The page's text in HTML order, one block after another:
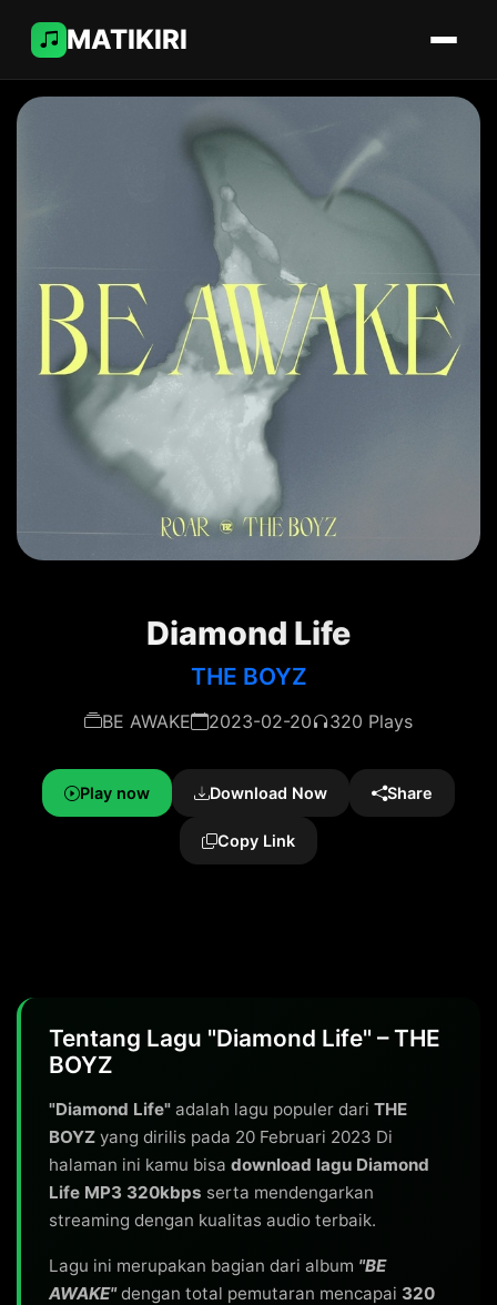
MATIKIRI
Diamond Life
THE BOYZ
BE AWAKE 2023-02-20 320 Plays
Play now Download Now Share
Copy Link
Tentang Lagu "Diamond Life" – THE
BOYZ
"Diamond Life" adalah lagu populer dari THE
BOYZ yang dirilis pada 20 Februari 2023 Di
halaman ini kamu bisa download lagu Diamond
Life MP3 320kbps serta mendengarkan
streaming dengan kualitas audio terbaik.
Lagu ini merupakan bagian dari album "BE
AWAKE"dengan total pemutaran mencapai 320